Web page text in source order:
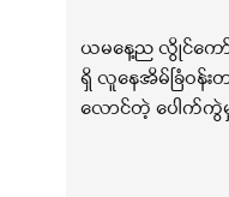
ယမနေ့ည လွိုင်ကော်
ရှိ လူနေအိမ်ခြံဝန်
လောင်တဲ့ ပေါက်ကွဲမှု